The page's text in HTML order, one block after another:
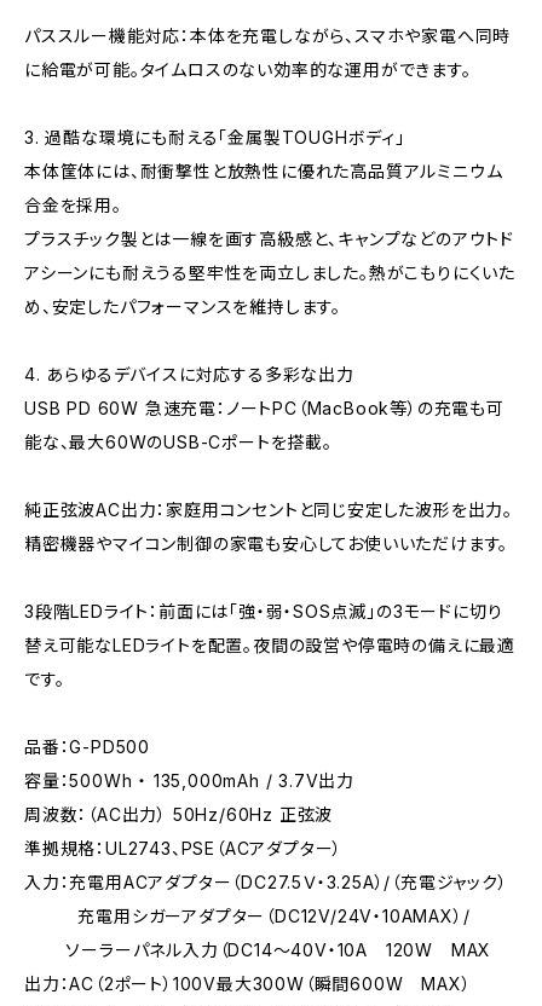
パススルー機能対応：本体を充電しながら、スマホや家電へ同時
に給電が可能。タイムロスのない効率的な運用ができます。
3. 過酷な環境にも耐える「金属製TOUGHボディ」
本体筐体には、耐衝撃性と放熱性に優れた高品質アルミニウム
合金を採用。
プラスチック製とは一線を画す高級感と、キャンプなどのアウトド
アシーンにも耐えうる堅牢性を両立しました。熱がこもりにくいた
め、安定したパフォーマンスを維持します。
4. あらゆるデバイスに対応する多彩な出力
USB PD 60W 急速充電：ノートPC（MacBook等）の充電も可
能な、最大60WのUSB-Cポートを搭載。
純正弦波AC出力：家庭用コンセントと同じ安定した波形を出力。
精密機器やマイコン制御の家電も安心してお使いいただけます。
3段階LEDライト：前面には「強・弱・SOS点滅」の3モードに切り
替え可能なLEDライトを配置。夜間の設営や停電時の備えに最適
です。
品番：G-PD500
容量：500Wh ・ 135,000mAh / 3.7V出力
周波数：（AC出力） 50Hz/60Hz 正弦波
準拠規格：UL2743、PSE（ACアダプター）
入力：充電用ACアダプター（DC27.5Ｖ・3.25A）/（充電ジャック）
充電用シガーアダプター（DC12V/24V・10AMAX）/
ソーラーパネル入力（DC14〜40V・10A 120W MAX
出力：AC（2ポート）100V最大300W（瞬間600W MAX）